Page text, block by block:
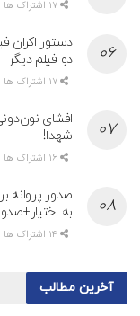
دستور اکران
دو فیلم دیگر
افشای
شهدا!
صدور پروانه
به
آخرین مطالب